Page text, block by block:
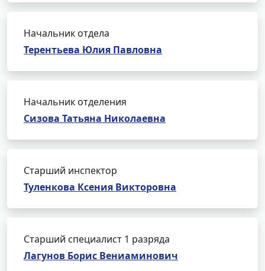
Начальник отдела
Терентьева Юлия Павловна
Начальник отделения
Сизова Татьяна Николаевна
Старший инспектор
Туленкова Ксения Викторовна
Старший специалист 1 разряда
Лагунов Борис Вениаминович